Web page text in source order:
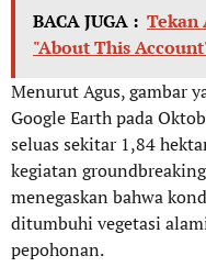
BACA JUGA : Tekan
"About This
Menurut Agus, gambar
Google Earth pada
seluas sekitar 1,84
kegiatan
menegaskan bahwa
ditumbuhi vegetasi
pepohonan.